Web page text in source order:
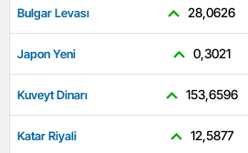
Bulgar Levası 28,0626
Japon Yeni 0,3021
Kuveyt Dinarı 153,6596
Katar Riyali 12,5877